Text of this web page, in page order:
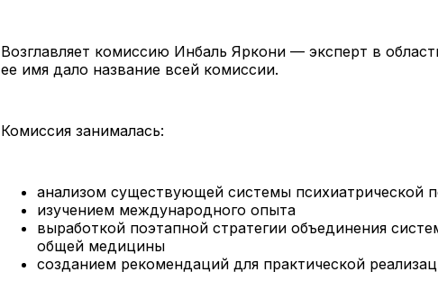
Возглавляет комиссию Инбаль Яркони — эксперт в
ее имя дало название всей комиссии.
Комиссия занималась:
анализом существующей системы психиатрической
изучением международного опыта
выработкой поэтапной стратегии объединения
общей медицины
созданием рекомендаций для практической